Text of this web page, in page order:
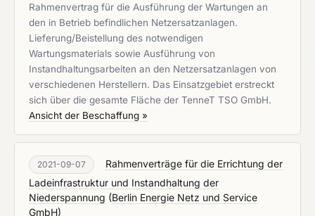
Rahmenvertrag für die Ausführung der Wartungen an
den in Betrieb befindlichen Netzersatzanlagen.
Lieferung/Beistellung des notwendigen
Wartungsmaterials sowie Ausführung von
Instandhaltungsarbeiten an den Netzersatzanlagen von
verschiedenen Herstellern. Das Einsatzgebiet erstreckt
sich über die gesamte Fläche der TenneT TSO GmbH.
Ansicht der Beschaffung »
2021-09-07
Rahmenverträge für die Errichtung der
Ladeinfrastruktur und Instandhaltung der
Niederspannung (Berlin Energie Netz und Service
GmbH)